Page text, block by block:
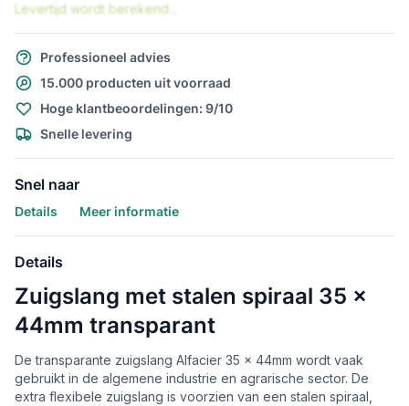
Levertijd wordt berekend...
Professioneel advies
15.000 producten uit voorraad
Hoge klantbeoordelingen: 9/10
Snelle levering
Snel naar
Details Meer informatie
Details
Zuigslang met stalen spiraal 35 x
44mm transparant
De transparante zuigslang Alfacier 35 x 44mm wordt vaak
gebruikt in de algemene industrie en agrarische sector. De
extra flexibele zuigslang is voorzien van een stalen spiraal,